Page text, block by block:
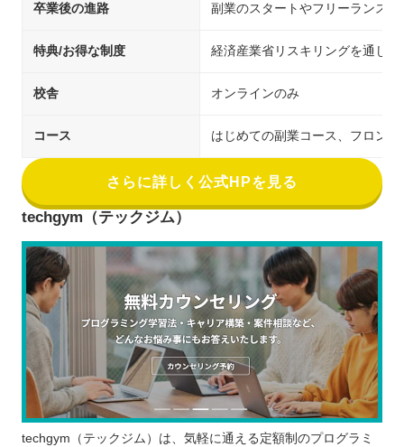
卒業後の進路 副業のスタートやフリーランスへ
特典/お得な制度 経済産業省リスキリングを通じ
校舎 オンラインのみ
コース はじめての副業コース、フロン
さらに詳しく公式HPを見る
techgym（テックジム）
techgym（テックジム）は、気軽に通える定額制のプログラミ